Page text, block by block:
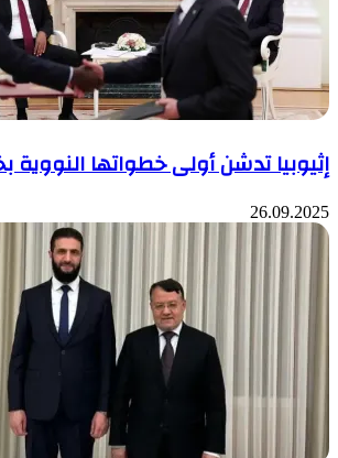
إثيوبيا تدشن أولى خطواتها النووية
26.09.2025